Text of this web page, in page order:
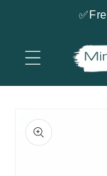
direct naar